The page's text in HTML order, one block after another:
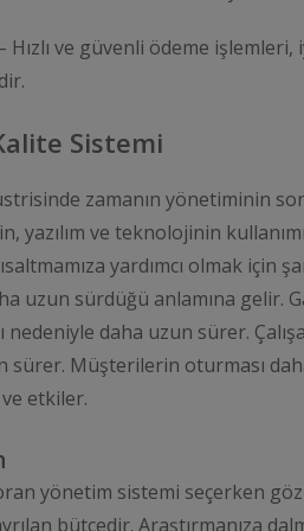
ve güvenli ödeme
Sistemi
zamanın yönetiminin
yazılım ve teknolojinin
yardımcı olmak
uzun sürdüğü anlamına gelir.
nedeniyle daha uzun sürer.
sürer. Müşterilerin oturması
etkiler.
yönetim sistemi seçerken
bütçedir. Araştırmanıza